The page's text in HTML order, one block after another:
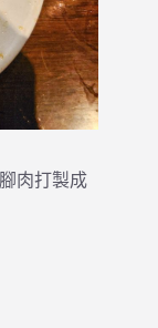
肉打製成